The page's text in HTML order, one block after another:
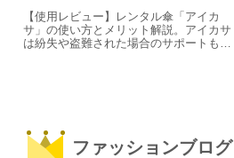
【使用レビュー】レンタル傘「アイカ
サ」の使い方とメリット解説。アイカサ
は紛失や盗難された場合のサポートも明
ファッションブログ